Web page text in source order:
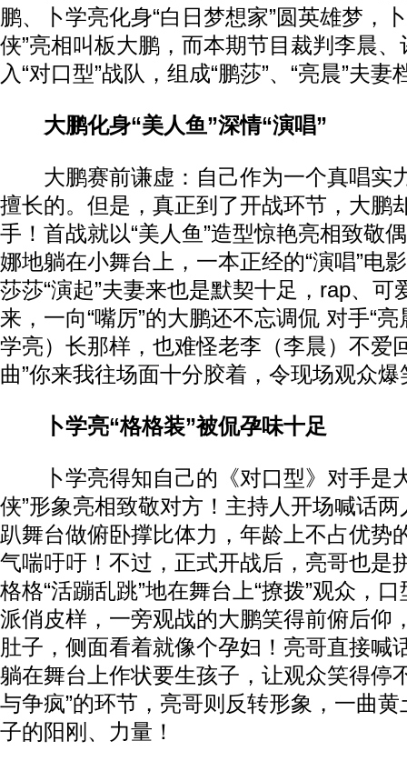
鹏、卜学亮化身“白日梦想家”圆英雄梦，
侠”亮相叫板大鹏，而本期节目裁判李晨
入“对口型”战队，组成“鹏莎”、“亮晨”夫
大鹏化身“美人鱼”深情“演唱”
大鹏赛前谦虚：自己作为一个真唱实
擅长的。但是，真正到了开战环节，大鹏
手！首战就以“美人鱼”造型惊艳亮相致敬
娜地躺在小舞台上，一本正经的“演唱”电
莎莎“演起”夫妻来也是默契十足，rap、可
来，一向“嘴厉”的大鹏还不忘调侃 对手“
学亮）长那样，也难怪老李（李晨）不爱
曲”你来我往场面十分胶着，令现场观众爆
卜学亮“格格装”被侃孕味十足
卜学亮得知自己的《对口型》对手是
侠”形象亮相致敬对方！主持人开场喊话
趴舞台做俯卧撑比体力，年龄上不占优势
气喘吁吁！不过，正式开战后，亮哥也是
格格“活蹦乱跳”地在舞台上“撩拨”观众，
派俏皮样，一旁观战的大鹏笑得前俯后仰
肚子，侧面看着就像个孕妇！亮哥直接喊
躺在舞台上作状要生孩子，让观众笑得停
与争疯”的环节，亮哥则反转形象，一曲黄
子的阳刚、力量！